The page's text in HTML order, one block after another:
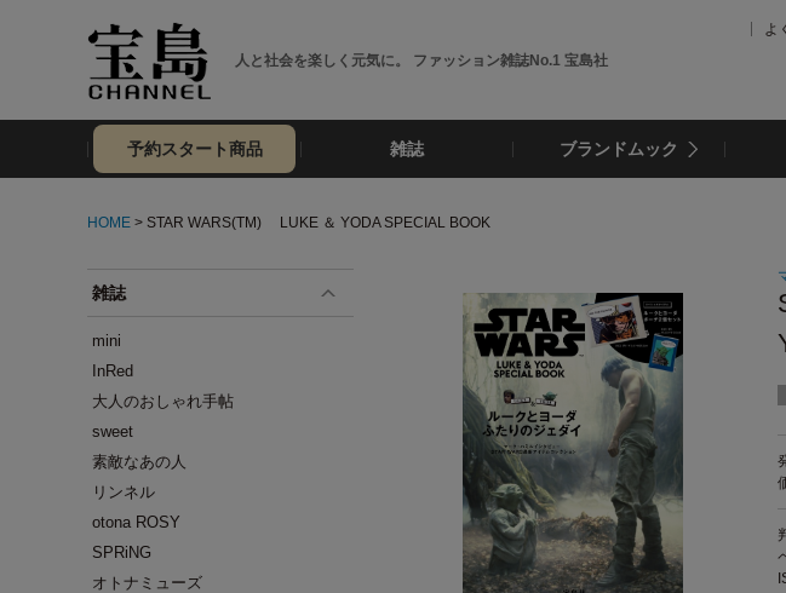
人と社会を楽しく元気に。 ファッション雑誌No.1 宝島社
よ
予約スタート商品 雑誌 ブランドムック
HOME > STAR WARS(TM) LUKE ＆ YODA SPECIAL BOOK
雑誌
mini
InRed
大人のおしゃれ手帖
sweet
素敵なあの人
リンネル
otona ROSY
SPRiNG
オトナミューズ